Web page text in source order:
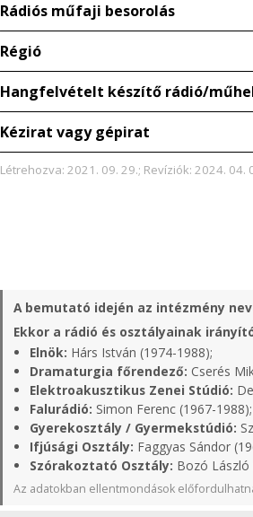
Rádiós műfaji besorolás
Régió
Hangfelvételt készítő rádió/
Kézirat vagy gépirat
Létrehozva: 2021. 09. 29.; Revíziók: 2024. 04.
A bemutató idején az intézmény
Ekkor a rádió és osztályainak
Elnök: Hárs István (1974-1988);
Dramaturgia főrendező: Cserés
Elektroakusztikus Zenei Stúdió:
Falurádió: Simon Ferenc (1967-1988);
Gyerekosztály / Gyermekstúdió:
Ifjúsági Osztály: Faggyas Sándor
Szórakoztató Osztály: Bozó László
Az adatokban ellentmondások